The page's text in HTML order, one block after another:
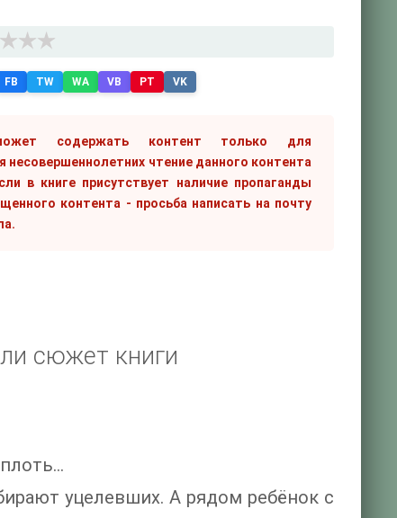
FB TW WA VB PT VK
содержать контент только для
несовершеннолетних чтение данного контента
в книге присутствует наличие пропаганды
контента - просьба написать на почту
сюжет книги
уцелевших. А рядом ребёнок с